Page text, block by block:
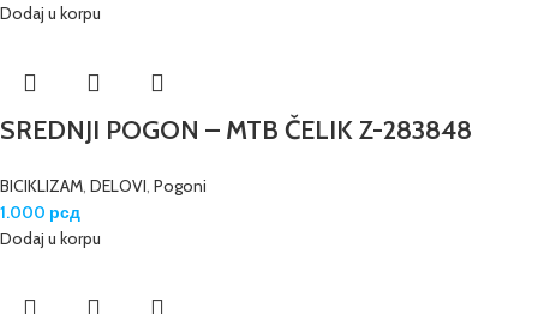
Dodaj u korpu
SREDNJI POGON – MTB ČELIK Z-283848
BICIKLIZAM, DELOVI, Pogoni
1.000 рсд
Dodaj u korpu